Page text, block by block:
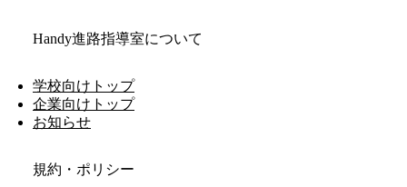
Handy進路指導室について
学校向けトップ
企業向けトップ
お知らせ
規約・ポリシー